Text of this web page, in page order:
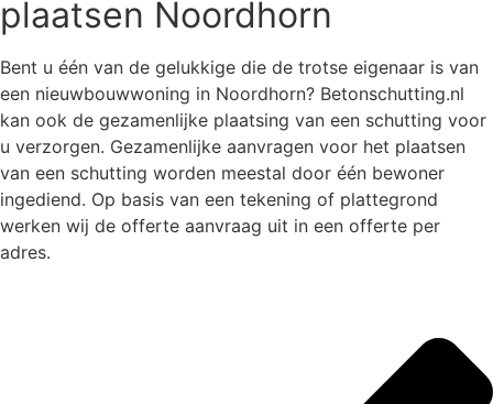
plaatsen Noordhorn
Bent u één van de gelukkige die de trotse eigenaar is van
een nieuwbouwwoning in Noordhorn? Betonschutting.nl
kan ook de gezamenlijke plaatsing van een schutting voor
u verzorgen. Gezamenlijke aanvragen voor het plaatsen
van een schutting worden meestal door één bewoner
ingediend. Op basis van een tekening of plattegrond
werken wij de offerte aanvraag uit in een offerte per
adres.